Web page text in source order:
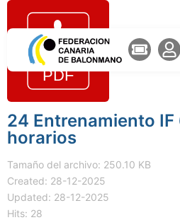
24 Entrenamiento IF
horarios
Tamaño del archivo: 250.10 KB
Created: 28-12-2025
Updated: 28-12-2025
Hits: 28